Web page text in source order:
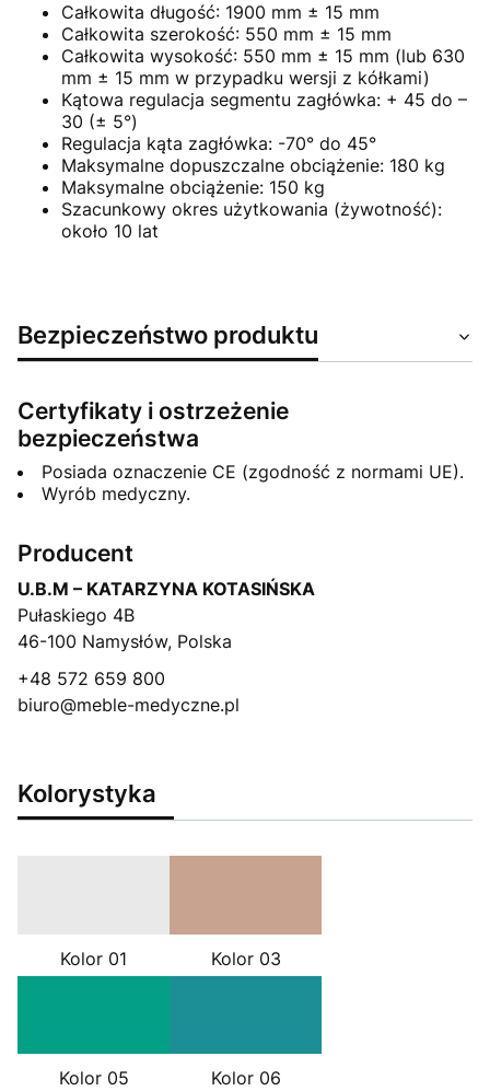
Całkowita długość: 1900 mm ± 15 mm
Całkowita szerokość: 550 mm ± 15 mm
Całkowita wysokość: 550 mm ± 15 mm (lub 630
mm ± 15 mm w przypadku wersji z kółkami)
Kątowa regulacja segmentu zagłówka: + 45 do –
30 (± 5°)
Regulacja kąta zagłówka: -70° do 45°
Maksymalne dopuszczalne obciążenie: 180 kg
Maksymalne obciążenie: 150 kg
Szacunkowy okres użytkowania (żywotność):
około 10 lat
Bezpieczeństwo produktu
Certyfikaty i ostrzeżenie
bezpieczeństwa
Posiada oznaczenie CE (zgodność z normami UE).
Wyrób medyczny.
Producent
U.B.M – KATARZYNA KOTASIŃSKA
Pułaskiego 4B
46-100 Namysłów, Polska
+48 572 659 800
biuro@meble-medyczne.pl
Kolorystyka
Kolor 01 Kolor 03
Kolor 05 Kolor 06